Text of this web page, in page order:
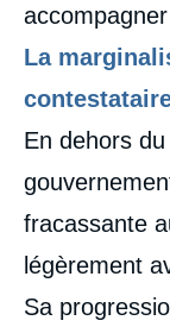
La
En dehors
fracassante
légèrement
Sa